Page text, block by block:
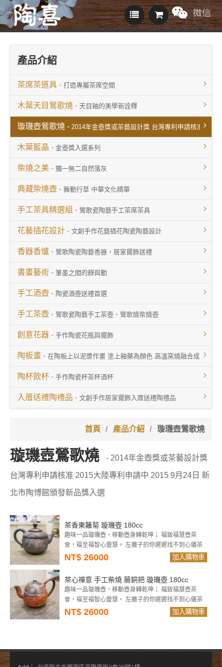
產品介紹
茶席茶道具 - 打造專屬茶席空間
木葉天目鶯歌燒 - 天目釉的美學新詮釋
璇璣壺鶯歌燒 - 2014年金壺獎或茶藝設計獎 台灣專利申請核准
木葉藍晶 - 金壺獎入選系列
柴燒之美 - 獨一無二自然落灰
典藏柴燒壺 - 舞動行草 中華文化精華
手工茶具精選組 - 鶯歌瓷陶藝手工茶席茶具
花藝插花設計 - 文創手作花藝插花陶瓷陶藝設計
香器香爐 - 鶯歌陶瓷陶藝香器，居家擺飾送禮
書畫藝術 - 筆墨之間的靜與動
手工酒壺 - 陶瓷酒壺送禮首選
手工茶壺 - 鶯歌瓷陶藝手工茶壺、鶯歌燒柴燒壺
創意花器 - 手作陶瓷花瓶與擺飾
陶板畫 - 在陶板上以泥漿作畫 塗上釉藥為顏色 高溫窯燒融合成畫
陶杯飲杯 - 手作陶瓷杯茶杯酒杯
入厝送禮陶禮品 - 文創手作居家擺飾入厝送禮陶禮品
首頁 產品介紹 璇璣壺鶯歌燒
璇璣壺鶯歌燒 - 2014年金壺獎或茶藝設計獎
台灣專利申請核准 2015大陸專利申請中 2015 9月24日 新
北市陶博館頒發新品獎入選
茶香東籬菊 璇璣壺 180cc
趣味一品璇璣壺，移動壺身轉乾坤； 福致福慧壺茶
會，福至福智心靈慧。 左撇子的你遲遲找不到心儀茶
壺嗎？ 又或是想為茶席上增添一點趣味嗎？ 陶喜獨創
灣國際...
NT$ 26000 加入購物車
茶心禪意 手工柴燒 藤銅把 璇璣壺 180cc
趣味一品璇璣壺，移動壺身轉乾坤； 福致福慧壺茶
會，福至福智心靈慧。 左撇子的你遲遲找不到心儀茶
壺嗎？ 又或是想為茶席上增添一點趣味嗎？ 陶喜獨創
NT$ 26000 加入購物車